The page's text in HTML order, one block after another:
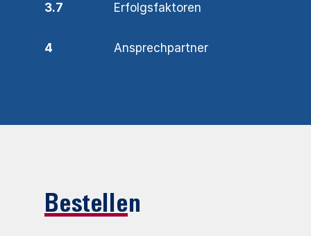
3.7
Erfolgsfaktoren
4 Ansprechpartner
Bestellen